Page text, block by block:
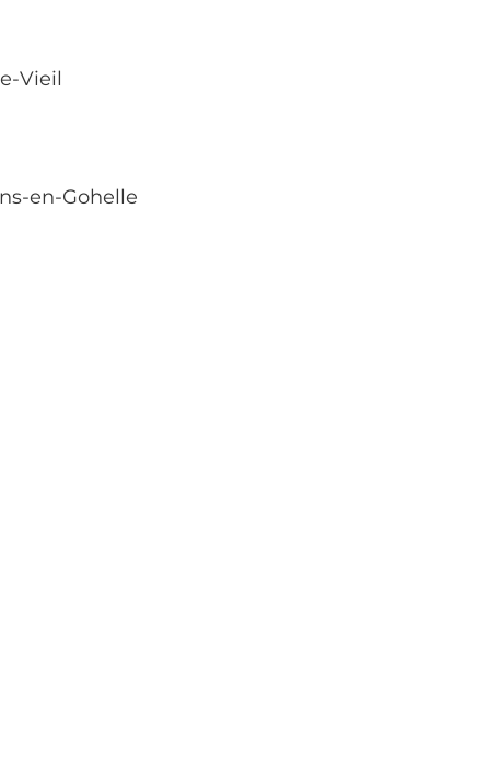
Vieil
en-Gohelle